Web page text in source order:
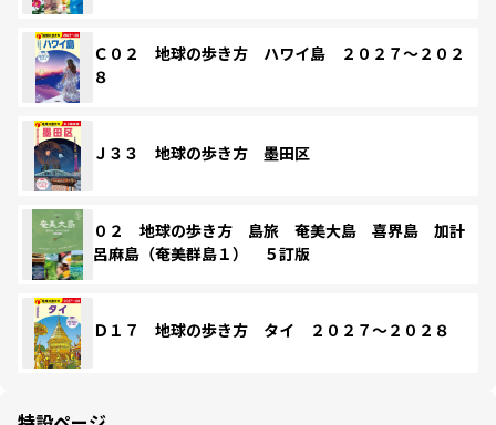
Ｃ０２ 地球の歩き方 ハワイ島 ２０２７～２０２
８
Ｊ３３ 地球の歩き方 墨田区
０２ 地球の歩き方 島旅 奄美大島 喜界島 加計
呂麻島（奄美群島１） ５訂版
Ｄ１７ 地球の歩き方 タイ ２０２７～２０２８